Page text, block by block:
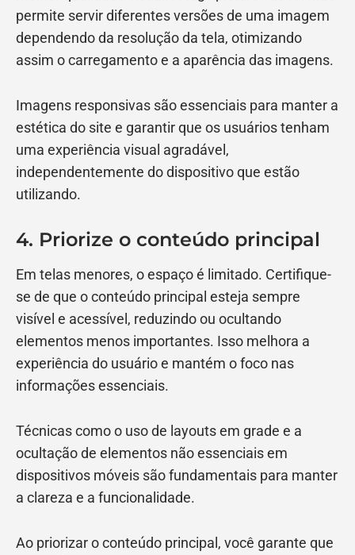
permite servir diferentes versões de uma imagem
dependendo da resolução da tela, otimizando
assim o carregamento e a aparência das imagens.
Imagens responsivas são essenciais para manter a
estética do site e garantir que os usuários tenham
uma experiência visual agradável,
independentemente do dispositivo que estão
utilizando.
4. Priorize o conteúdo principal
Em telas menores, o espaço é limitado. Certifique-
se de que o conteúdo principal esteja sempre
visível e acessível, reduzindo ou ocultando
elementos menos importantes. Isso melhora a
experiência do usuário e mantém o foco nas
informações essenciais.
Técnicas como o uso de layouts em grade e a
ocultação de elementos não essenciais em
dispositivos móveis são fundamentais para manter
a clareza e a funcionalidade.
Ao priorizar o conteúdo principal, você garante que